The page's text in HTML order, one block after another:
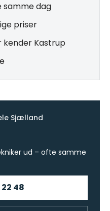
samme dag
priser
kender Kastrup
Sjælland
ud – ofte samme
48